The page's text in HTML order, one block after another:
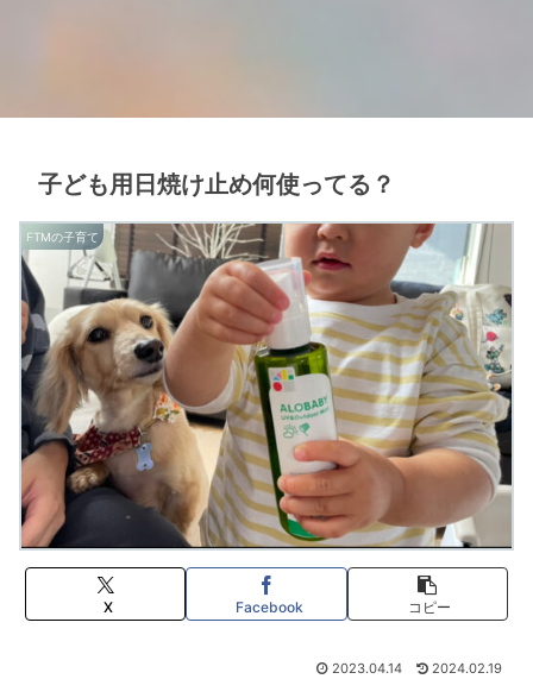
子ども用日焼け止め何使ってる？
FTMの子育て
X Facebook コピー
2023.04.14 2024.02.19